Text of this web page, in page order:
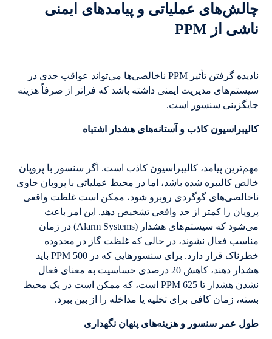
چالش‌های عملیاتی و پیامدهای ایمنی
ناشی از PPM
نادیده گرفتن تأثیر PPM ناخالصی‌ها می‌تواند عواقب جدی در
سیستم‌های مدیریت ایمنی داشته باشد که فراتر از صرفاً هزینه
جایگزینی سنسور است.
کالیبراسیون کاذب و آستانه‌های هشدار اشتباه
مهم‌ترین پیامد، کالیبراسیون کاذب است. اگر سنسور با پروپان
خالص کالیبره شده باشد، اما در محیط عملیاتی با پروپان حاوی
ناخالصی‌های گوگردی روبرو شود، ممکن است غلظت واقعی
پروپان را کمتر از حد واقعی تشخیص دهد. این امر باعث
می‌شود که سیستم‌های هشدار (Alarm Systems) در زمان
مناسب فعال نشوند، در حالی که غلظت گاز در محدوده
خطرناک قرار دارد. برای سنسورهایی که در PPM 500 باید
هشدار دهند، کاهش 20 درصدی حساسیت به معنای فعال
نشدن هشدار تا PPM 625 است، که ممکن است در یک محیط
بسته، زمان کافی برای تخلیه یا مداخله را از بین ببرد.
طول عمر سنسور و هزینه‌های پنهان نگهداری